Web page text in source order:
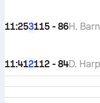
11:253115 - 86H.
11:412112 - 84D.